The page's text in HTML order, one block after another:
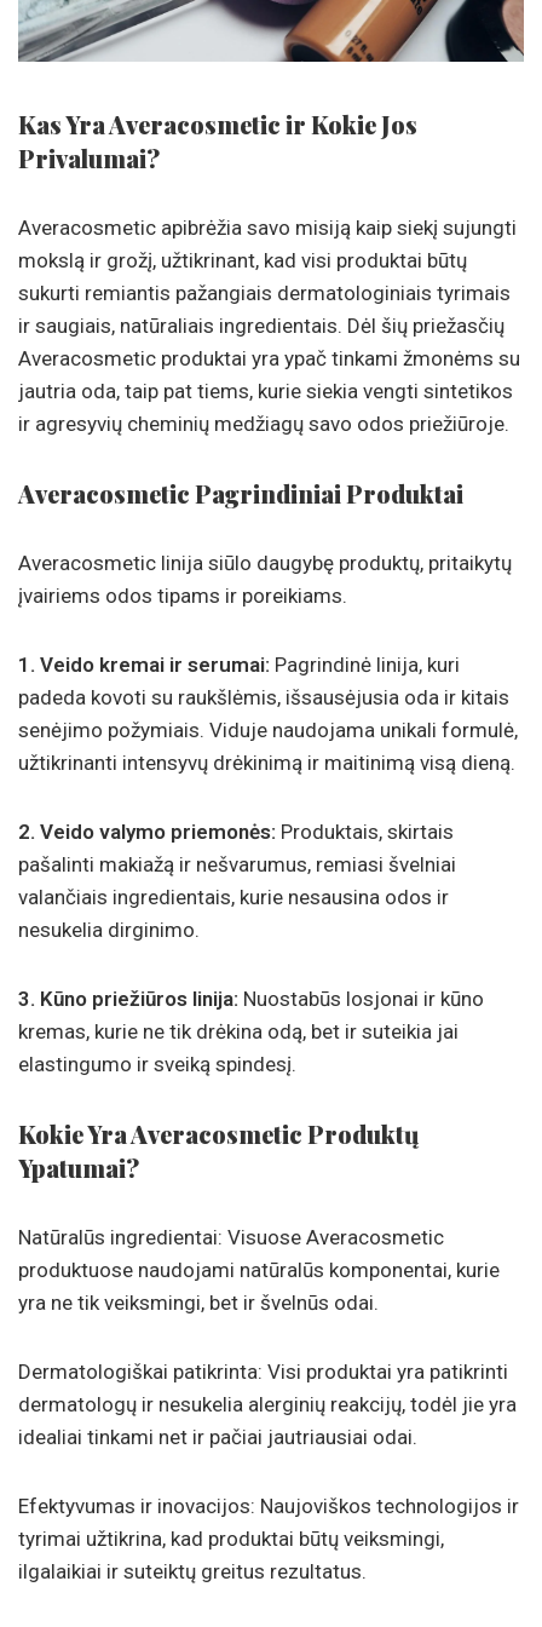
Kas Yra Averacosmetic ir Kokie Jos
Privalumai?
Averacosmetic apibrėžia savo misiją kaip siekį sujungti
mokslą ir grožį, užtikrinant, kad visi produktai būtų
sukurti remiantis pažangiais dermatologiniais tyrimais
ir saugiais, natūraliais ingredientais. Dėl šių priežasčių
Averacosmetic produktai yra ypač tinkami žmonėms su
jautria oda, taip pat tiems, kurie siekia vengti sintetikos
ir agresyvių cheminių medžiagų savo odos priežiūroje.
Averacosmetic Pagrindiniai Produktai
Averacosmetic linija siūlo daugybę produktų, pritaikytų
įvairiems odos tipams ir poreikiams.
1. Veido kremai ir serumai: Pagrindinė linija, kuri
padeda kovoti su raukšlėmis, išsausėjusia oda ir kitais
senėjimo požymiais. Viduje naudojama unikali formulė,
užtikrinanti intensyvų drėkinimą ir maitinimą visą dieną.
2. Veido valymo priemonės: Produktais, skirtais
pašalinti makiažą ir nešvarumus, remiasi švelniai
valančiais ingredientais, kurie nesausina odos ir
nesukelia dirginimo.
3. Kūno priežiūros linija: Nuostabūs losjonai ir kūno
kremas, kurie ne tik drėkina odą, bet ir suteikia jai
elastingumo ir sveiką spindesį.
Kokie Yra Averacosmetic Produktų
Ypatumai?
Natūralūs ingredientai: Visuose Averacosmetic
produktuose naudojami natūralūs komponentai, kurie
yra ne tik veiksmingi, bet ir švelnūs odai.
Dermatologiškai patikrinta: Visi produktai yra patikrinti
dermatologų ir nesukelia alerginių reakcijų, todėl jie yra
idealiai tinkami net ir pačiai jautriausiai odai.
Efektyvumas ir inovacijos: Naujoviškos technologijos ir
tyrimai užtikrina, kad produktai būtų veiksmingi,
ilgalaikiai ir suteiktų greitus rezultatus.